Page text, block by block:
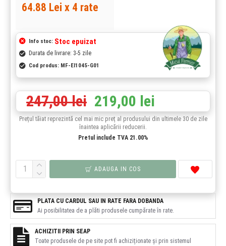
Info stoc: Stoc epuizat
Durata de livrare: 3-5 zile
Cod produs: MF-EI1045-G01
219,00 lei
247,00 lei
Prețul tăiat reprezintă cel mai mic preț al produsului din ultimele 30 de zile
înaintea aplicării reducerii.
Pretul include TVA 21.00%
ADAUGA IN COS
64.88 Lei x 4 rate
PLATA CU CARDUL SAU IN RATE FARA DOBANDA
Ai posibilitatea de a plăti produsele cumpărate în rate.
ACHIZITII PRIN SEAP
Toate produsele de pe site pot fi achiziționate și prin sistemul